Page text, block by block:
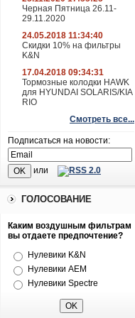
Черная Пятница 26.11-
29.11.2020
24.05.2018 11:34:40
Скидки 10% на фильтры
K&N
17.04.2018 09:34:31
Тормозные колодки HAWK
для HYUNDAI SOLARIS/KIA
RIO
Смотреть все...
Подписаться на новости:
или
ГОЛОСОВАНИЕ
Каким воздушным фильтрам
вы отдаете предпочтение?
Нулевики K&N
Нулевики AEM
Нулевики Spectre